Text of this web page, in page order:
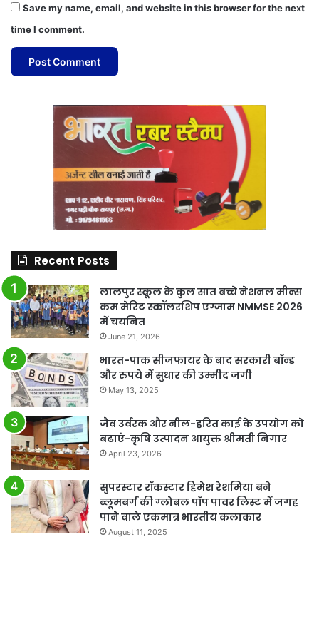
Save my name, email, and website in this browser for the next
time I comment.
Recent Posts
लालपुर स्कूल के कुल सात बच्चे नेशनल मीन्स
कम मेरिट स्कॉलरशिप एग्जाम NMMSE 2026
में चयनित
June 21, 2026
भारत-पाक सीजफायर के बाद सरकारी बॉन्ड
और रुपये में सुधार की उम्मीद जगी
May 13, 2025
जैव उर्वरक और नील-हरित काई के उपयोग को
बढाएं-कृषि उत्पादन आयुक्त श्रीमती निगार
April 23, 2026
सुपरस्टार रॉकस्टार हिमेश रेशमिया बने
ब्लूमबर्ग की ग्लोबल पॉप पावर लिस्ट में जगह
पाने वाले एकमात्र भारतीय कलाकार
August 11, 2025